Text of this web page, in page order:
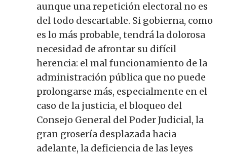
aunque una repetición electoral no es
del todo descartable. Si gobierna, como
es lo más probable, tendrá la dolorosa
necesidad de afrontar su difícil
herencia: el mal funcionamiento de la
administración pública que no puede
prolongarse más, especialmente en el
caso de la justicia, el bloqueo del
Consejo General del Poder Judicial, la
gran grosería desplazada hacia
adelante, la deficiencia de las leyes